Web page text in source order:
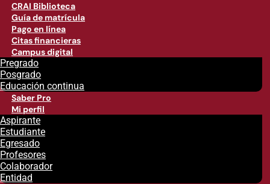
CRAI Biblioteca
Guía de matrícula
Pago en línea
Citas financieras
Campus digital
Pregrado
Posgrado
Educación continua
Saber Pro
Mi perfil
Aspirante
Estudiante
Egresado
Profesores
Colaborador
Entidad